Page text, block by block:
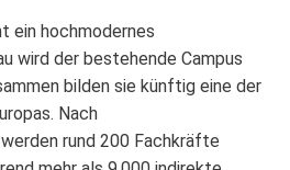
ein hochmodernes
wird der bestehende Campus
bilden sie künftig eine der
Nach
rund 200 Fachkräfte